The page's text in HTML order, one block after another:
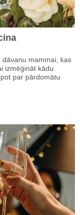
dāvanu mammai, kas
izmēģināt kādu
par pārdomātu